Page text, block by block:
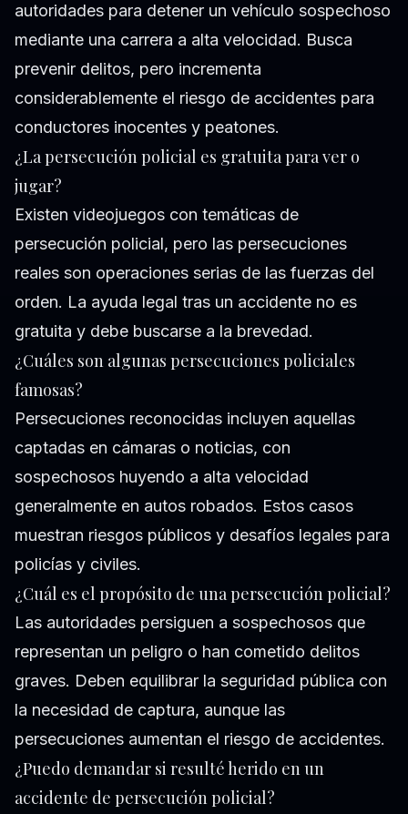
autoridades para detener un vehículo sospechoso
mediante una carrera a alta velocidad. Busca
prevenir delitos, pero incrementa
considerablemente el riesgo de accidentes para
conductores inocentes y peatones.
¿La persecución policial es gratuita para ver o
jugar?
Existen videojuegos con temáticas de
persecución policial, pero las persecuciones
reales son operaciones serias de las fuerzas del
orden. La ayuda legal tras un accidente no es
gratuita y debe buscarse a la brevedad.
¿Cuáles son algunas persecuciones policiales
famosas?
Persecuciones reconocidas incluyen aquellas
captadas en cámaras o noticias, con
sospechosos huyendo a alta velocidad
generalmente en autos robados. Estos casos
muestran riesgos públicos y desafíos legales para
policías y civiles.
¿Cuál es el propósito de una persecución policial?
Las autoridades persiguen a sospechosos que
representan un peligro o han cometido delitos
graves. Deben equilibrar la seguridad pública con
la necesidad de captura, aunque las
persecuciones aumentan el riesgo de accidentes.
¿Puedo demandar si resulté herido en un
accidente de persecución policial?